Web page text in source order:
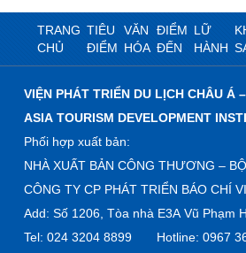
TRANG
CHỦ
TIÊU
ĐIỂM
VĂN
HÓA
ĐIỂM
ĐẾN
LỮ
HÀNH
VIỆN PHÁT TRIỂN DU LỊCH CHÂU Á
ASIA TOURISM DEVELOPMENT
Phối hợp xuất bản:
NHÀ XUẤT BẢN CÔNG THƯƠNG –
CÔNG TY CP PHÁT TRIỂN BÁO CHÍ
Add: Số 1206, Tòa nhà E3A Vũ Phạm
Tel: 024 3204 8899 Hotline: 0967